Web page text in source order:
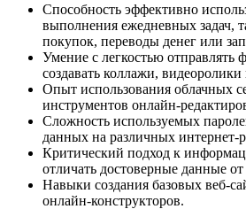
Способность эффективно
выполнения ежедневных задач,
покупок, переводы денег или
Умение с легкостью отправлять
создавать коллажи,
Опыт использования облачных
инструментов онлайн-
Сложность используемых
данных на различных интернет-
Критический подход к
отличать достоверные данные
Навыки создания базовых веб-
онлайн-конструкторов.